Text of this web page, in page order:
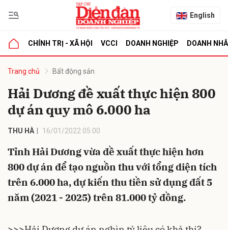
English
CHÍNH TRỊ - XÃ HỘI VCCI DOANH NGHIỆP DOANH
Trang chủ Bất động sản
Hải Dương đề xuất thực hiện 800
dự án quy mô 6.000 ha
THU HÀ 16/01/2022 05:00
Tỉnh Hải Dương vừa đề xuất thực hiện hơn
800 dự án để tạo nguồn thu với tổng diện tích
trên 6.000 ha, dự kiến thu tiền sử dụng đất 5
năm (2021 - 2025) trên 81.000 tỷ đồng.
luận
Hủy